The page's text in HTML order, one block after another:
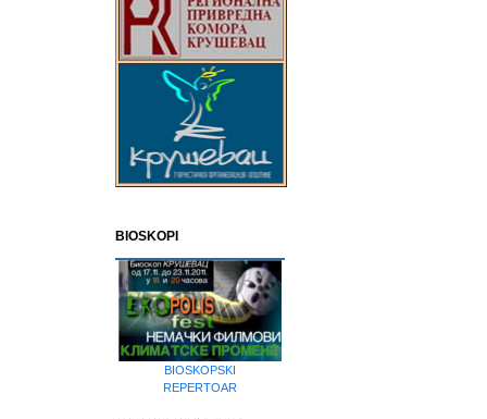
BIOSKOPI
BIOSKOPSKI
REPERTOAR